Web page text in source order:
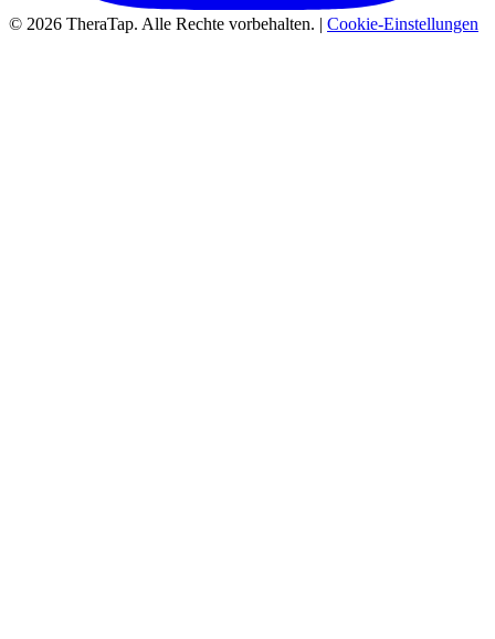
© 2026 TheraTap. Alle Rechte vorbehalten. | Cookie-Einstellungen